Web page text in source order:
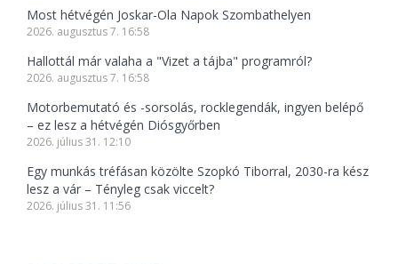
Most hétvégén Joskar-Ola Napok Szombathelyen
2026. augusztus 7. 16:58
Hallottál már valaha a "Vizet a tájba" programról?
2026. augusztus 7. 16:58
Motorbemutató és -sorsolás, rocklegendák, ingyen belépő
– ez lesz a hétvégén Diósgyőrben
2026. július 31. 12:10
Egy munkás tréfásan közölte Szopkó Tiborral, 2030-ra kész
lesz a vár – Tényleg csak viccelt?
2026. július 31. 11:56